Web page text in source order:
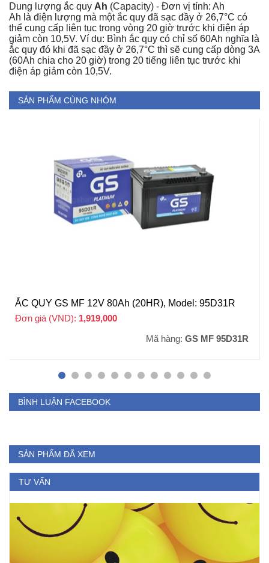
Dung lượng ắc quy Ah (Capacity) - Đơn vị tính: Ah
Ah là điện lượng mà một ắc quy đã sạc đầy ở 26,7°C có
thể cung cấp liên tục trong vòng 20 giờ trước khi điện áp
giảm còn 10,5V. Ví dụ: Bình ắc quy có chỉ số 60Ah nghĩa là
ắc quy đó khi đã sạc đầy ở 26,7°C thì sẽ cung cấp dòng 3A
(60Ah chia cho 20 giờ) trong 20 tiếng liên tục trước khi
điện áp giảm còn 10,5V.
SẢN PHẨM CÙNG NHÓM
ẮC QUY GS MF 12V 80Ah (20HR), Model: 95D31R
Đơn giá (VND): 1,919,000
Mã hàng: GS MF 95D31R
BÌNH LUẬN FACEBOOK
SẢN PHẨM ĐÃ XEM
TƯ VẤN